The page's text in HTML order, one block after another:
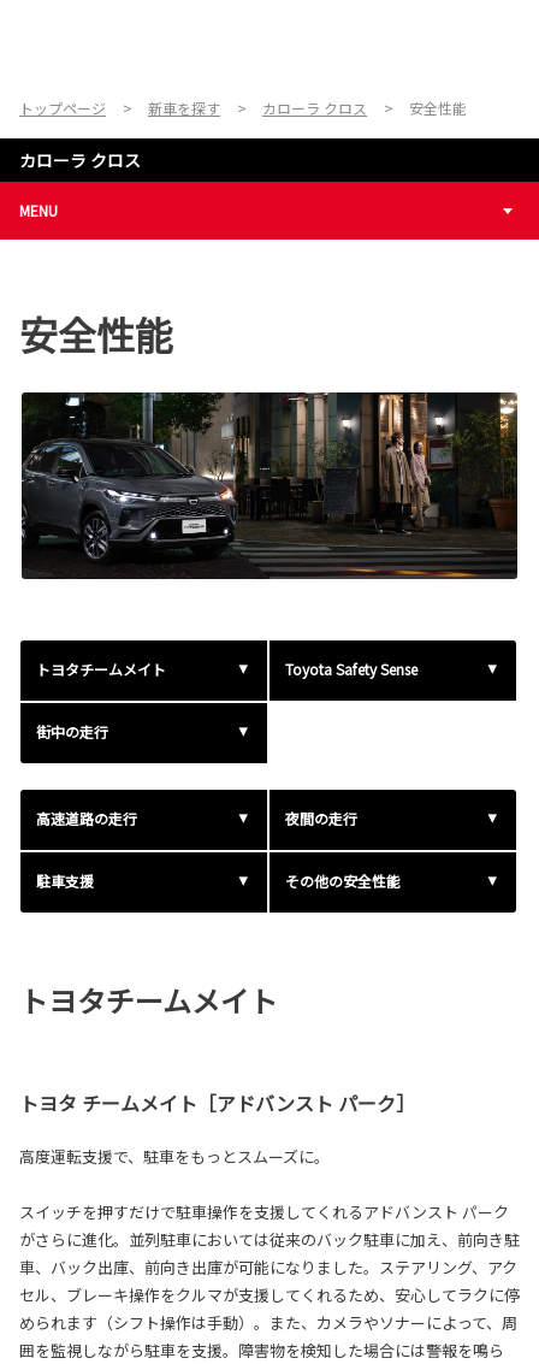
トップページ 新車を探す カローラ クロス 安全性能
カローラ クロス
MENU
安全性能
トヨタチームメイト Toyota Safety Sense
街中の走行
高速道路の走行 夜間の走行
駐車支援 その他の安全性能
トヨタチームメイト
トヨタ チームメイト［アドバンスト パーク］
高度運転支援で、駐車をもっとスムーズに。
スイッチを押すだけで駐車操作を支援してくれるアドバンスト パーク
がさらに進化。並列駐車においては従来のバック駐車に加え、前向き駐
車、バック出庫、前向き出庫が可能になりました。ステアリング、アク
セル、ブレーキ操作をクルマが支援してくれるため、安心してラクに停
められます（シフト操作は手動）。また、カメラやソナーによって、周
囲を監視しながら駐車を支援。障害物を検知した場合には警報を鳴ら